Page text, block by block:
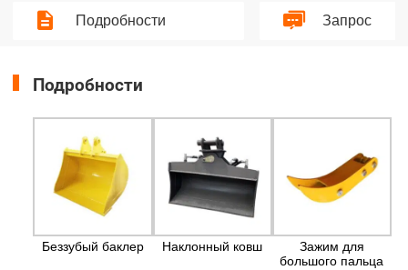
Подробности Запрос
Подробности
Беззубый баклер Наклонный ковш
Зажим для
большого пальца